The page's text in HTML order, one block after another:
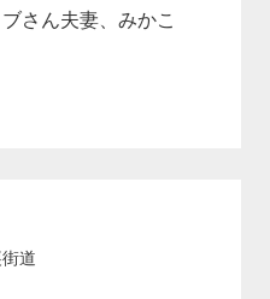
さん夫妻、みかこ
道